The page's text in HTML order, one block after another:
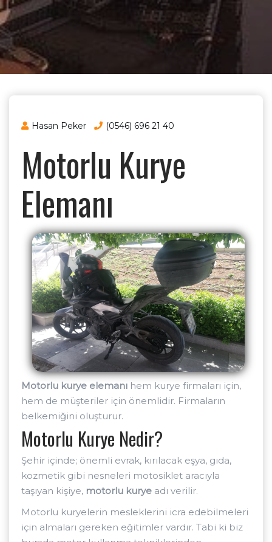
Hasan Peker (0546) 696 21 40
Motorlu Kurye
Elemanı
Motorlu kurye elemanı hem kurye firmaları için,
hem de müşteriler için önemlidir. Firmaların
belkemiğini oluşturur.
Motorlu Kurye Nedir?
Şehir içinde; önemli evrak, kırılacak eşya, gıda,
kozmetik gibi nesneleri motosiklet aracıyla
taşıyan kişiye, motorlu kurye adı verilir.
Motorlu kuryelerin mesleklerini icra edebilmeleri
için almaları gereken eğitimler vardır. Tabi ki biz